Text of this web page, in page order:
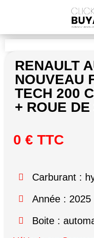
RENAULT
NOUVEAU
TECH 200
+ ROUE
0 € TTC
Carburant :
Année : 2025
Boite :